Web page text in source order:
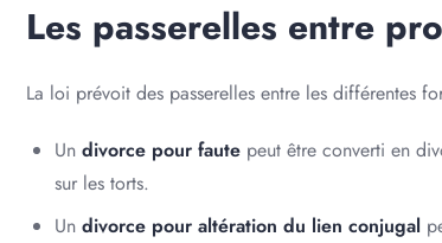
Les passerelles entre
La loi prévoit des passerelles entre les différentes
Un divorce pour faute peut être converti en
sur les torts.
Un divorce pour altération du lien conjugal